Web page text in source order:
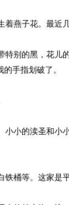
燕子花。最近
别的黑，花儿
手指划破了。
小的渎圣和小
桶等。这家是